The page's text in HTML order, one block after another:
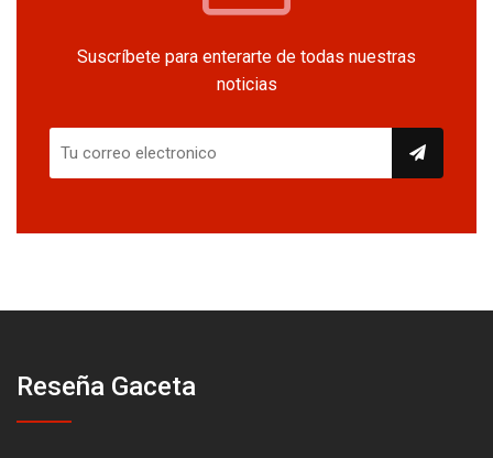
Suscríbete para enterarte de todas nuestras
noticias
Reseña Gaceta